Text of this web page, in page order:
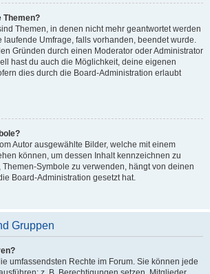
Themen?
Themen, in denen nicht mehr geantwortet werden
laufende Umfrage, falls vorhanden, beendet wurde.
Gründen durch einen Moderator oder Administrator
hast du auch die Möglichkeit, deine eigenen
dies durch die Board-Administration erlaubt
Autor ausgewählte Bilder, welche mit einem
können, um dessen Inhalt kennzeichnen zu
Symbole zu verwenden, hängt von deinen
Board-Administration gesetzt hat.
Gruppen
umfassendsten Rechte im Forum. Sie können jede